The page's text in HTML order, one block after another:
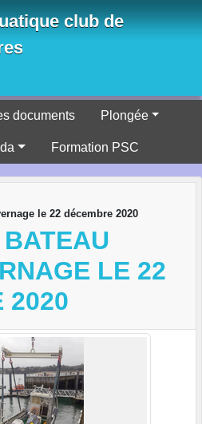
club de
documents Plongée
Formation PSC
le 22 décembre 2020
LE 22
2020